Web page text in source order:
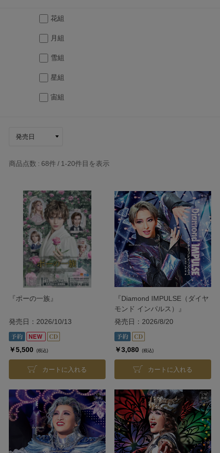
花組
月組
雪組
星組
宙組
商品点数 68件 1-20件目を表示
『ポーの一族』
発売日：2026/10/13
￥5,500 (税込)
カートに入れる
『Diamond IMPULSE（ダイヤ
モンド インパルス）』
発売日：2026/8/20
￥3,080 (税込)
カートに入れる